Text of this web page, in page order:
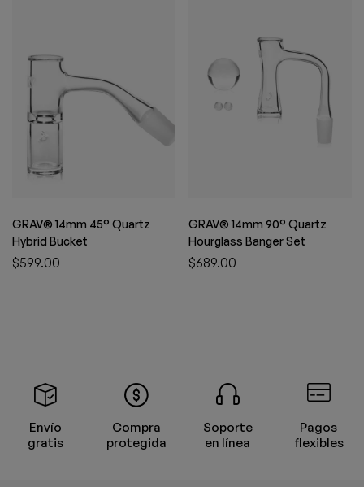
GRAV® 14mm 45° Quartz
Hybrid Bucket
$599.00
GRAV® 14mm 90° Quartz
Hourglass Banger Set
$689.00
Envío
gratis
Compra
protegida
Soporte
en línea
Pagos
flexibles